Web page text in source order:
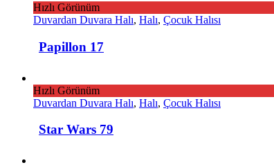
Hızlı Görünüm
Duvardan Duvara Halı, Halı, Çocuk Halısı
Papillon 17
Hızlı Görünüm
Duvardan Duvara Halı, Halı, Çocuk Halısı
Star Wars 79